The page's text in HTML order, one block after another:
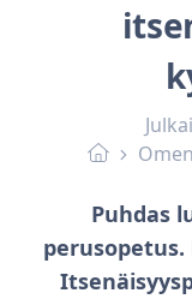
Puhdas
perusopetus.